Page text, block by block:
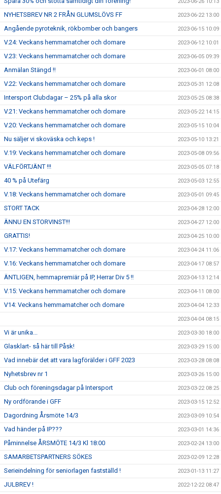
NYHETSBREV NR 2 FRÅN GLUMSLÖVS FF 2023-06-22 13:00
Angående pyroteknik, rökbomber och bangers 2023-06-15 10:09
V.24: Veckans hemmamatcher och domare 2023-06-12 10:01
V.23: Veckans hemmamatcher och domare 2023-06-05 09:39
Anmälan Stängd !! 2023-06-01 08:00
V.22: Veckans hemmamatcher och domare 2023-05-31 12:08
Intersport Clubdagar – 25% på alla skor 2023-05-25 08:38
V.21: Veckans hemmamatcher och domare 2023-05-22 14:15
V.20: Veckans hemmamatcher och domare 2023-05-15 10:04
Nu säljer vi skoväska och keps ! 2023-05-10 13:21
V.19: Veckans hemmamatcher och domare 2023-05-08 09:56
VÄLFÖRTJÄNT !!! 2023-05-05 07:18
40 % på Utefärg 2023-05-03 12:55
V.18: Veckans hemmamatcher och domare 2023-05-01 09:45
STORT TACK 2023-04-28 12:00
ÄNNU EN STORVINST!!! 2023-04-27 12:00
GRATTIS! 2023-04-25 10:00
V.17: Veckans hemmamatcher och domare 2023-04-24 11:06
V.16: Veckans hemmamatcher och domare 2023-04-17 08:57
ÄNTLIGEN, hemmapremiär på IP, Herrar Div 5 !! 2023-04-13 12:14
V.15: Veckans hemmamatcher och domare 2023-04-11 08:00
V14: Veckans hemmamatcher och domare 2023-04-04 12:33
2023-04-04 08:15
Vi är unika... 2023-03-30 18:00
Glasklart- så här till Påsk! 2023-03-29 15:00
Vad innebär det att vara lagförälder i GFF 2023 2023-03-28 08:08
Nyhetsbrev nr 1 2023-03-26 15:00
Club och föreningsdagar på Intersport 2023-03-22 08:25
Ny ordförande i GFF 2023-03-15 12:52
Dagordning Årsmöte 14/3 2023-03-09 10:54
Vad händer på IP??? 2023-03-01 14:36
Påminnelse ÅRSMÖTE 14/3 Kl 18:00 2023-02-24 13:00
SAMARBETSPARTNERS SÖKES 2023-02-09 12:28
Serieindelning för seniorlagen fastställd ! 2023-01-13 11:27
JULBREV ! 2022-12-22 08:47